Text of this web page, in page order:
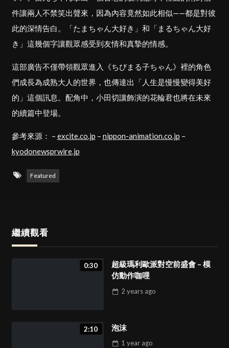
件讓兩人不禁笑出聲來，因為內容竟然如此相似——都是對彼
此的深情告白。「たまちゃん大好き」和「まるちゃん大好
き」這幾個字讓觀眾感受到友情和真摯的情感。
這部廣告不僅帶領觀眾進入《ちびまる子ちゃん》裡的角色
們成長為成熟大人的世界，也傳達出「人生是慢慢變得美好
的」這個訊息。配角中，小田切讓飾演的花輪君也將在未來
的續篇中登場。
參考來源： – excite.co.jp – nippon-animation.co.jp –
kyodonewsprwire.jp
Featured
繼續觀看
0:30
超級瑪利歐派對空前盛會 – 模
仿動作咖哩
2 years ago
2:10 泡沫
1 year ago